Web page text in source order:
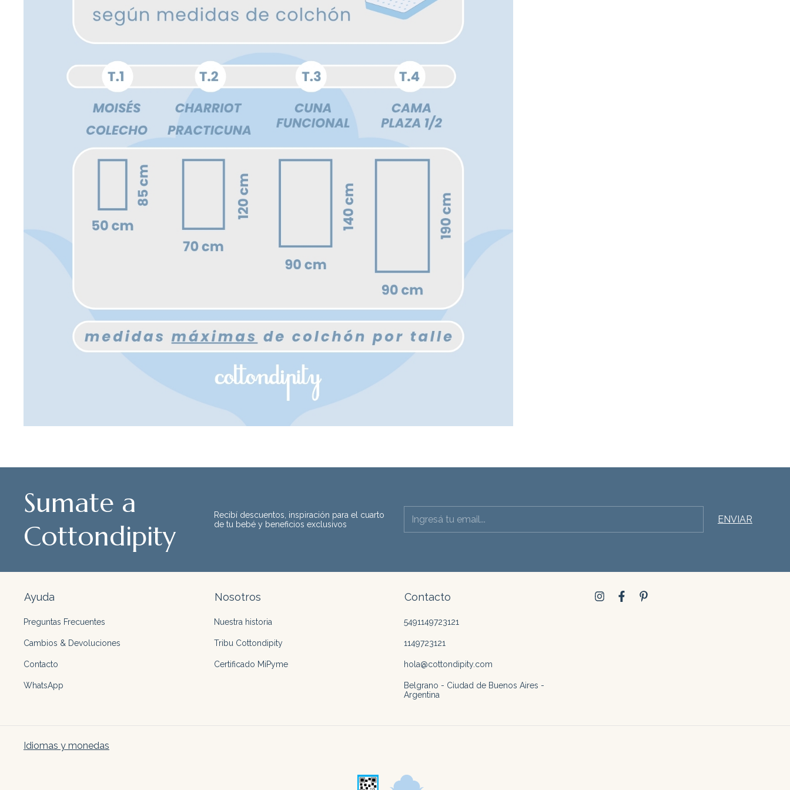
Sumate a
Cottondipity
Recibí descuentos, inspiración para el cuarto
de tu bebé y beneficios exclusivos
Ayuda
Preguntas Frecuentes
Cambios & Devoluciones
Contacto
WhatsApp
Nosotros
Nuestra historia
Tribu Cottondipity
Certificado MiPyme
Contacto
5491149723121
1149723121
hola@cottondipity.com
Belgrano - Ciudad de Buenos Aires -
Argentina
Idiomas y monedas